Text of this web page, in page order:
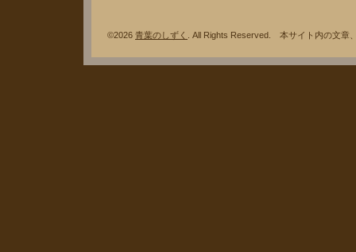
©2026 青葉のしずく . All Rights Reserved. 本サイト内の文章